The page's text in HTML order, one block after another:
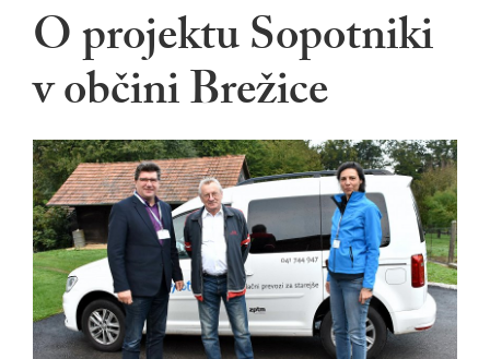
O projektu Sopotniki
v občini Brežice